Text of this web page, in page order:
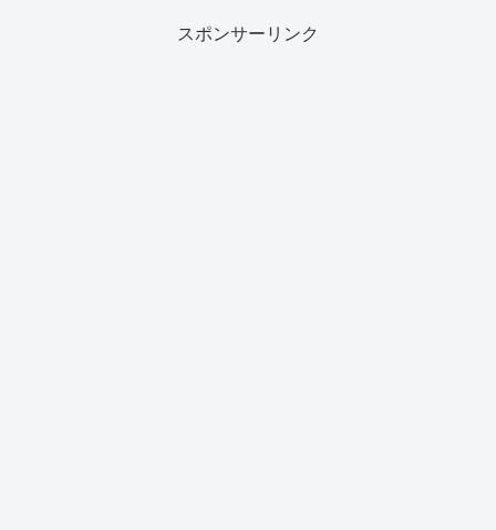
スポンサーリンク